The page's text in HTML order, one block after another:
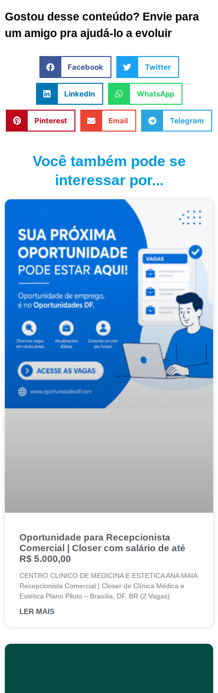
Gostou desse conteúdo? Envie para
um amigo pra ajudá-lo a evoluir
Facebook Twitter
LinkedIn WhatsApp
Pinterest Email Telegram
Você também pode se
interessar por...
Oportunidade para Recepcionista
Comercial | Closer com salário de até
R$ 5.000,00
CENTRO CLINICO DE MEDICINA E ESTETICA ANA MAIA
Recepcionista Comercial | Closer de Clínica Médica e
Estética Plano Piloto – Brasília, DF, BR (2 Vagas)
LER MAIS